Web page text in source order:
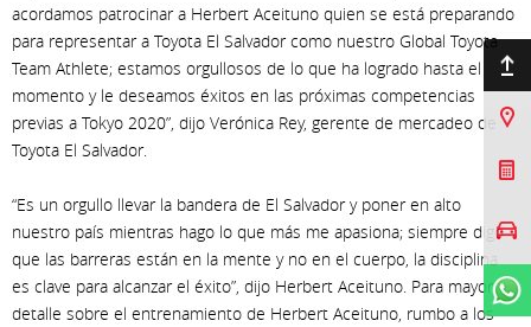
acordamos patrocinar a Herbert Aceituno quien se está preparando
para representar a Toyota El Salvador como nuestro Global Toyota
Team Athlete; estamos orgullosos de lo que ha logrado hasta el
momento y le deseamos éxitos en las próximas competencias
previas a Tokyo 2020”, dijo Verónica Rey, gerente de mercadeo de
Toyota El Salvador.
“Es un orgullo llevar la bandera de El Salvador y poner en alto
nuestro país mientras hago lo que más me apasiona; siempre digo
que las barreras están en la mente y no en el cuerpo, la disciplina
es clave para alcanzar el éxito”, dijo Herbert Aceituno. Para mayor
detalle sobre el entrenamiento de Herbert Aceituno, rumbo a los
Ir arriba
Sucursales
Agendar prueba de
manejo
WhatsApp